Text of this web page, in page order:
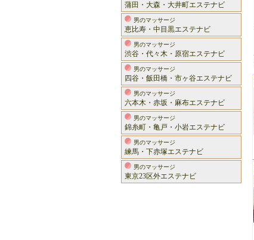
蒲田・大森・大井町エステナビ
男のマッサージ
恵比寿・中目黒エステナビ
男のマッサージ
渋谷・代々木・原宿エステナビ
男のマッサージ
四谷・飯田橋・市ヶ谷エステナビ
男のマッサージ
六本木・赤坂・麻布エステナビ
男のマッサージ
錦糸町・亀戸・小岩エステナビ
男のマッサージ
練馬・下赤塚エステナビ
男のマッサージ
東京23区外エステナビ